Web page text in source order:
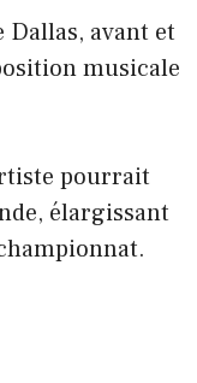
Dallas, avant et
musicale
pourrait
élargissant